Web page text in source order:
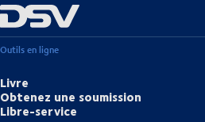
Outils en ligne
Livre
Obtenez une soumission
Libre-service